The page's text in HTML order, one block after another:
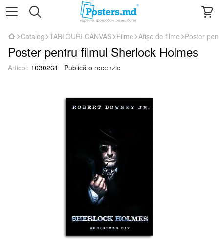
Catalog TABLOURI CANVAS Filme Afișe de filme Poster
Poster pentru filmul Sherlock Holmes
Articol: 1030261 Publică o recenzie